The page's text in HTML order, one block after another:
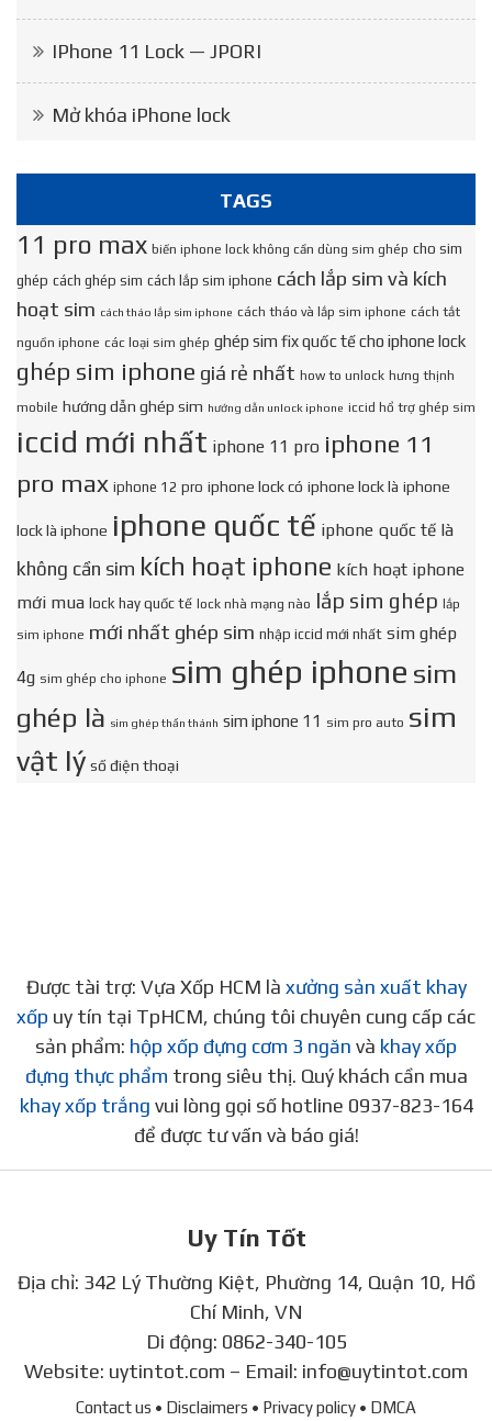
IPhone 11 Lock — JPORI
Mở khóa iPhone lock
TAGS
11 pro max biến iphone lock không cần dùng sim ghép cho sim
ghép cách ghép sim cách lắp sim iphone cách lắp sim và kích
hoạt sim cách tháo lắp sim iphone cách tháo và lắp sim iphone cách tắt
nguồn iphone các loại sim ghép ghép sim fix quốc tế cho iphone lock
ghép sim iphone giá rẻ nhất how to unlock hưng thịnh
mobile hướng dẫn ghép sim hướng dẫn unlock iphone iccid hổ trợ ghép sim
iccid mới nhất iphone 11 pro iphone 11
pro max iphone 12 pro iphone lock có iphone lock là iphone
lock là iphone iphone quốc tế iphone quốc tế là
không cần sim kích hoạt iphone kích hoạt iphone
mới mua lock hay quốc tế lock nhà mạng nào lắp sim ghép lắp
sim iphone mới nhất ghép sim nhập iccid mới nhất sim ghép
4g sim ghép cho iphone sim ghép iphone sim
ghép là sim ghép thần thánh sim iphone 11 sim pro auto sim
vật lý số điện thoại
Được tài trợ: Vựa Xốp HCM là xưởng sản xuất khay
xốp uy tín tại TpHCM, chúng tôi chuyên cung cấp các
sản phẩm: hộp xốp đựng cơm 3 ngăn và khay xốp
đựng thực phẩm trong siêu thị. Quý khách cần mua
khay xốp trắng vui lòng gọi số hotline 0937-823-164
để được tư vấn và báo giá!
Uy Tín Tốt
Địa chỉ: 342 Lý Thường Kiệt, Phường 14, Quận 10, Hồ
Chí Minh, VN
Di động: 0862-340-105
Website: uytintot.com – Email: info@uytintot.com
Contact us • Disclaimers • Privacy policy • DMCA